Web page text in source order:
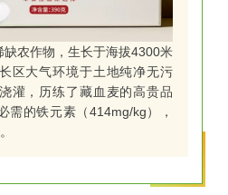
农作物，生长于海拔4300米
区大气环境于土地纯净无污
灌，历练了藏血麦的高贵品
需的铁元素（414mg/kg），